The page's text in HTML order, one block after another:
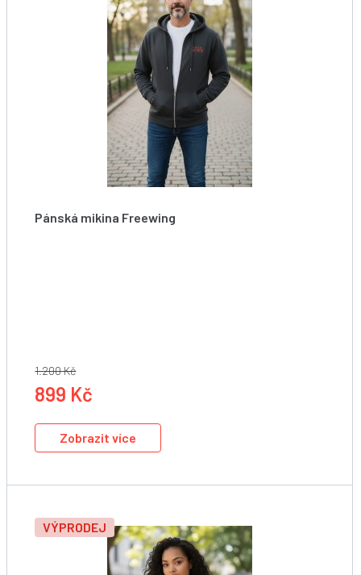
Pánská mikina Freewing
1.200 Kč
899 Kč
Zobrazit více
VÝPRODEJ